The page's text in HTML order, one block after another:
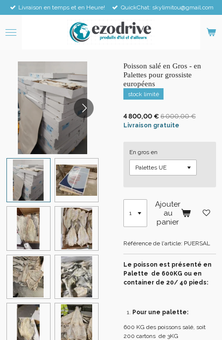
Passer
principal
Livraison en temps et en Heure! QuickChat: skylimitou@gmail.com
Poisson salé en Gros - en
Palettes pour grossiste
européens
stock limité
4 800,00 € 6 000,00 €
Livraison gratuite
En gros en
Ajouter
au
panier
Référence de l'article: PUERSAL
Le poisson est présenté en
Palette de 600KG ou en
container de 20/ 40 pieds:
Pour une palette:
600 KG des poissons salé, soit
200 cartons de 3KG